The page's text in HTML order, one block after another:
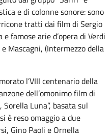
e di colonne sonore: sono
tratti dai film di Sergio
famose arie d’opera di Verdi
Mascagni, (Intermezzo della
l’VIII centenario della
dell’omonimo film di
Luna”, basata sul
è reso omaggio a due
Gino Paoli e Ornella